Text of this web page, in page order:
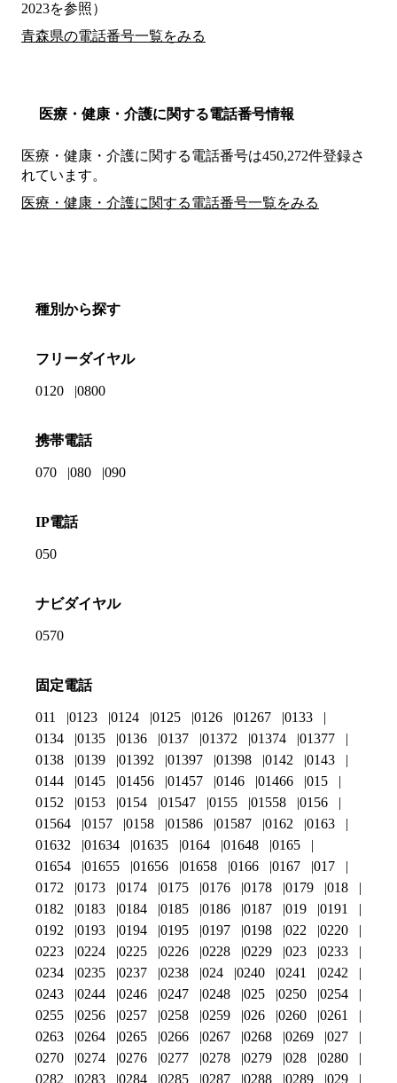
2023を参照）
青森県の電話番号一覧をみる
医療・健康・介護に関する電話番号情報
医療・健康・介護に関する電話番号は450,272件登録さ
れています。
医療・健康・介護に関する電話番号一覧をみる
種別から探す
フリーダイヤル
0120 0800
携帯電話
070 080 090
IP電話
050
ナビダイヤル
0570
固定電話
011 0123 0124 0125 0126 01267
0133
0134
0135 0136 0137 01372 01374
01377
0138
0139 01392 01397 01398 0142
0143
0144
0145 01456 01457 0146 01466
015
0152
0153 0154 01547 0155 01558
0156
01564
0157 0158 01586 01587 0162
0163
01632
01634 01635 0164 01648
0165
01654
01655 01656 01658 0166 0167
017
0172
0173 0174 0175 0176 0178 0179
018
0182
0183 0184 0185 0186 0187 019
0191
0192
0193 0194 0195 0197 0198 022
0220
0223
0224 0225 0226 0228 0229 023
0233
0234
0235 0237 0238 024 0240 0241
0242
0243
0244 0246 0247 0248 025 0250
0254
0255
0256 0257 0258 0259 026 0260
0261
0263
0264 0265 0266 0267 0268 0269
027
0270
0274 0276 0277 0278 0279 028
0280
0282
0283 0284 0285 0287 0288 0289 029